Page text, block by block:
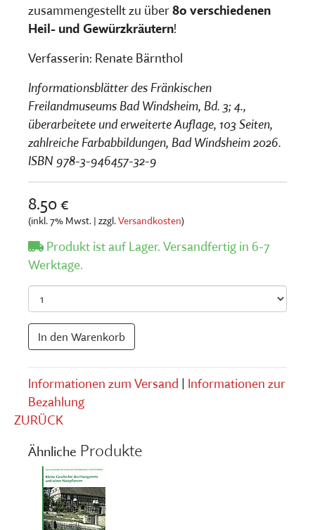
zusammengestellt zu über80 verschiedenen
Heil- und Gewürzkräutern!
Verfasserin: Renate Bärnthol
Informationsblätter des Fränkischen
Freilandmuseums Bad Windsheim, Bd. 3; 4.,
überarbeitete und erweiterte Auflage, 103 Seiten,
zahlreiche Farbabbildungen, Bad Windsheim 2026.
ISBN 978-3-946457-32-9
8.50 €
(inkl. 7% Mwst. | zzgl.Versandkosten)
Produkt ist auf Lager. Versandfertig in 6-7
Werktage.
Anzahl
In den Warenkorb
Informationen zum Versand | Informationen zur
Bezahlung
ZURÜCK
Ähnliche Produkte